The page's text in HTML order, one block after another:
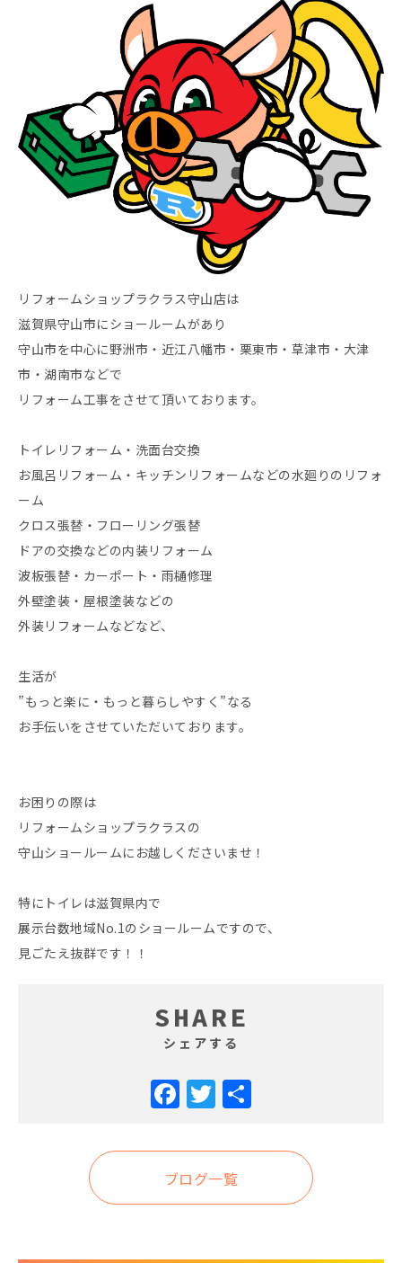
リフォームショップラクラス守山店は
滋賀県守山市にショールームがあり
守山市を中心に野洲市・近江八幡市・栗東市・草津市・大津
市・湖南市などで
リフォーム工事をさせて頂いております。
トイレリフォーム・洗面台交換
お風呂リフォーム・キッチンリフォームなどの水廻りのリフォ
ーム
クロス張替・フローリング張替
ドアの交換などの内装リフォーム
波板張替・カーポート・雨樋修理
外壁塗装・屋根塗装などの
外装リフォームなどなど、
生活が
”もっと楽に・もっと暮らしやすく”なる
お手伝いをさせていただいております。
お困りの際は
リフォームショップラクラスの
守山ショールームにお越しくださいませ！
特にトイレは滋賀県内で
展示台数地域No.1のショールームですので、
見ごたえ抜群です！！
SHARE
シェアする
Facebook
Twitter
ブログ一覧